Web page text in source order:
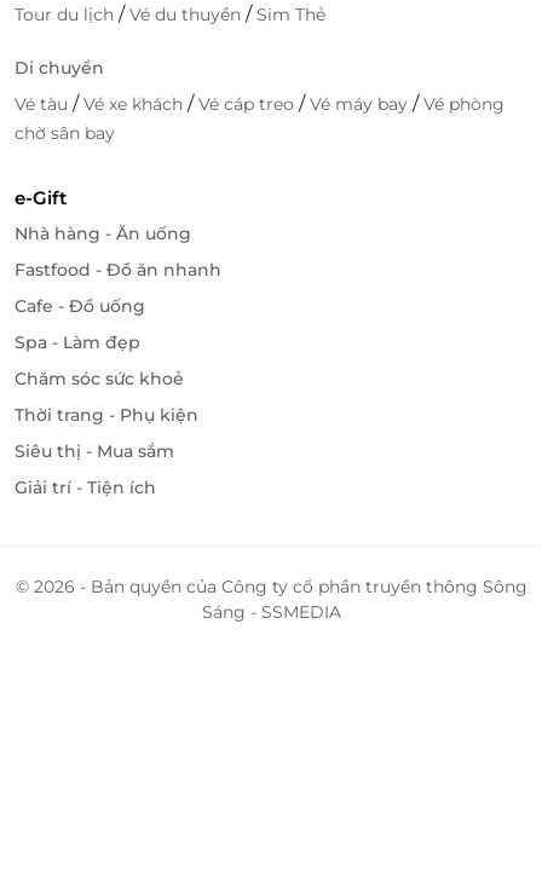
Tour du lịch /Vé du thuyền /Sim Thẻ
Di chuyển
Vé tàu /Vé xe khách /Vé cáp treo /Vé máy bay /Vé phòng
chờ sân bay
e-Gift
Nhà hàng - Ăn uống
Fastfood - Đồ ăn nhanh
Cafe - Đồ uống
Spa - Làm đẹp
Chăm sóc sức khoẻ
Thời trang - Phụ kiện
Siêu thị - Mua sắm
Giải trí - Tiện ích
© 2026 - Bản quyền của Công ty cổ phần truyền thông Sông
Sáng - SSMEDIA